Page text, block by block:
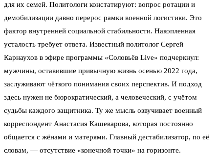
для их семей. Политологи констатируют: вопрос ротации и
демобилизации давно перерос рамки военной логистики. Это
фактор внутренней социальной стабильности. Накопленная
усталость требует ответа. Известный политолог Сергей
Карнаухов в эфире программы «Соловьёв Live» подчеркнул:
мужчины, оставившие привычную жизнь осенью 2022 года,
заслуживают чёткого понимания своих перспектив. И подход
здесь нужен не бюрократический, а человеческий, с учётом
судьбы каждого защитника. Ту же мысль озвучивает военный
корреспондент Анастасия Кашеварова, которая постоянно
общается с жёнами и матерями. Главный дестабилизатор, по её
словам, — отсутствие «конечной точки» на горизонте.